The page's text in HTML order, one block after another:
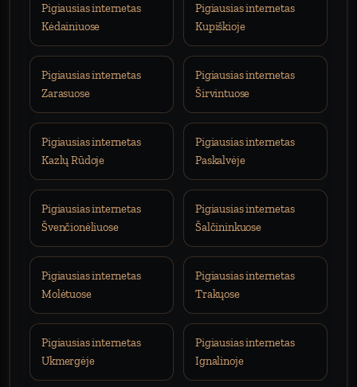
Pigiausias internetas
Kėdainiuose
Pigiausias internetas
Kupiškioje
Pigiausias internetas
Zarasuose
Pigiausias internetas
Širvintuose
Pigiausias internetas
Kazlų Rūdoje
Pigiausias internetas
Paskalvėje
Pigiausias internetas
Švenčionėliuose
Pigiausias internetas
Šalčininkuose
Pigiausias internetas
Molėtuose
Pigiausias internetas
Trakųose
Pigiausias internetas
Ukmergėje
Pigiausias internetas
Ignalinoje